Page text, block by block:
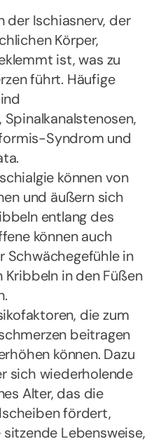
der Ischiasnerv, der
Körper,
ist, was zu
führt. Häufige
Syndrom und
können von
und äußern sich
entlang des
können auch
Schwächegefühle in
Kribbeln in den Füßen
die zum
beitragen
können. Dazu
sich wiederholende
Alter, das die
fördert,
Lebensweise,